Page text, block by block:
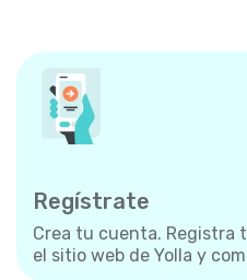
Regístrate
Crea tu cuenta. Registra
el sitio web de Yolla y